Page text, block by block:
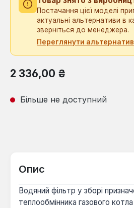
Постачання цієї моделі
актуальні альтернативи в
зверніться до менеджера.
Переглянути
Звичайна ціна:
2 336,00 ₴
Більше не доступний
Опис
Водяний фільтр у зборі
теплообмінника газового